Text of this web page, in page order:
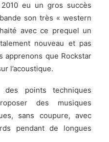
eu un gros succès
son très « western
avec ce prequel un
nouveau et pas
apprenons que Rockstar
l’acoustique.
points techniques
des musiques
sans coupure, avec
pendant de longues